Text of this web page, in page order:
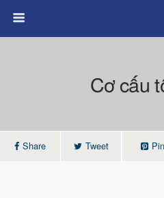
Cơ cấu
Share Tweet Pin